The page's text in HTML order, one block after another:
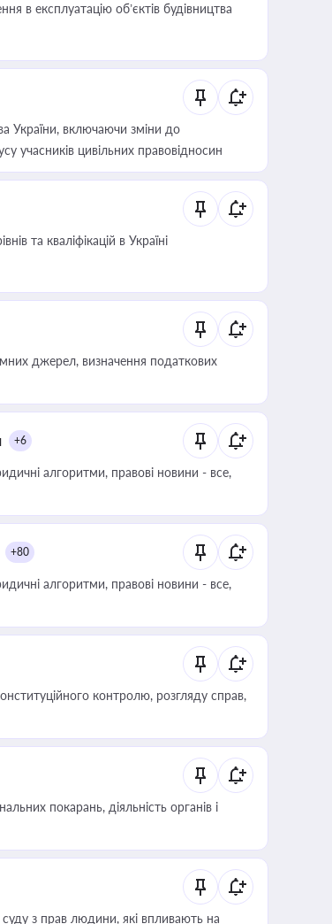
в експлуатацію об’єктів будівництва
України, включаючи зміни до
учасників цивільних правовідносин
та кваліфікацій в Україні
джерел, визначення податкових
+6
алгоритми, правові новини - все,
+80
алгоритми, правові новини - все,
контролю, розгляду справ,
покарань, діяльність органів і
з прав людини, які впливають на